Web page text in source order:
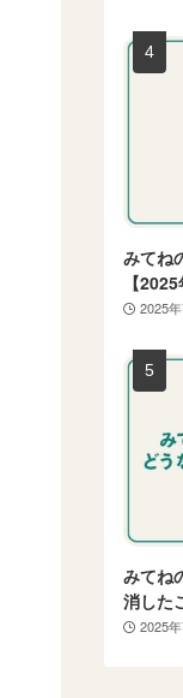
みてね
【2025
2025
みてね
消した
2025